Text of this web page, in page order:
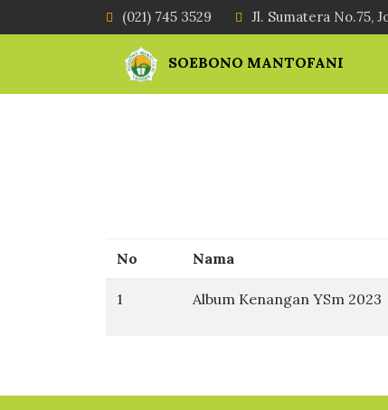
(021) 745 3529 Jl. Sumatera No.75,
SOEBONO MANTOFANI
No Nama
1 Album Kenangan YSm 2023